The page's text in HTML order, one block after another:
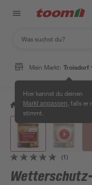
Mein Markt: Troisdorf
Hier kannst du deinen
Markt anpassen , falls er
stimmt.
/ Bauen & Renovieren
(1)